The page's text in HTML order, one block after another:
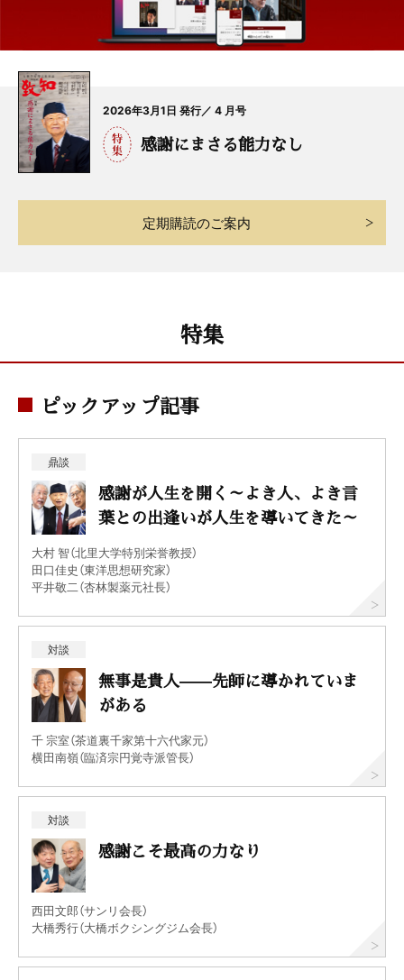
2026年3月1日 発行／ 4 月号
感謝にまさる能力なし
定期購読のご案内
特集
ピックアップ記事
鼎談
感謝が人生を開く～よき人、よき言
葉との出逢いが人生を導いてきた～
大村 智（北里大学特別栄誉教授）
田口佳史（東洋思想研究家）
平井敬二（杏林製薬元社長）
対談
無事是貴人——先師に導かれていま
がある
千 宗室（茶道裏千家第十六代家元）
横田南嶺（臨済宗円覚寺派管長）
対談
感謝こそ最高の力なり
西田文郎（サンリ会長）
大橋秀行（大橋ボクシングジム会長）